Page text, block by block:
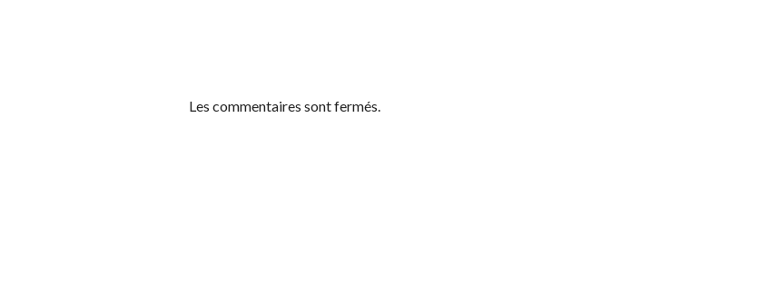
Les commentaires sont fermés.